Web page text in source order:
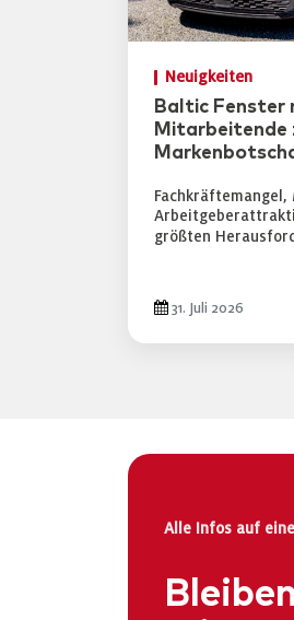
Neuigkeiten
Baltic Fenster
Mitarbeitende
größten
31. Juli 2026
Alle Infos auf